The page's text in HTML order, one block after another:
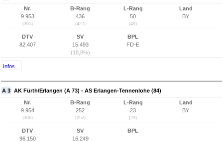
Nr.
9.953
(305)
B-Rang
436
(427)
L-Rang
50
(49)
Land
BY
DTV
82.407
SV
15.493
(18,8%)
BPL
FD-E
Infos...
A 3 AK Fürth/Erlangen (A 73) - AS Erlangen-Tennenlohe (84)
Nr.
9.954
(306)
B-Rang
252
(252)
L-Rang
23
(23)
Land
BY
DTV
96.150
SV
16.249
BPL